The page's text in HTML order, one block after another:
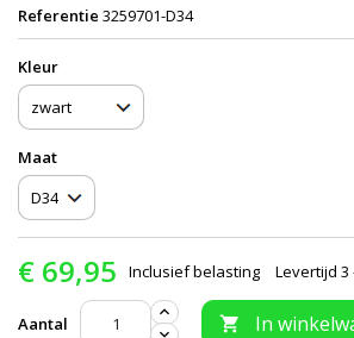
Referentie 3259701-D34
Kleur
Maat
€ 69,95 Inclusief belasting Levertijd 3
Aantal  In